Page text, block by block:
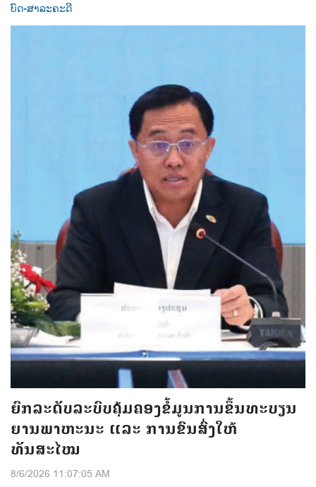
ບົດ-ສາລະຄະດີ
ຍົກລະດັບລະບົບຄຸ້ມຄອງຂໍ້ມູນການຂຶ້ນທະບຽນ
ຍານພາຫະນະ ແລະ ການຂົນສົ່ງໃຫ້
ທັນສະໄໝ
8/6/2026 11:07:05 AM